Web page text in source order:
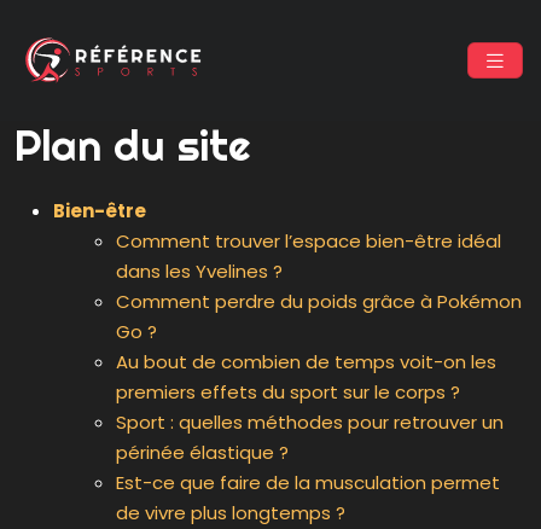
Plan du site
Bien-être
Comment trouver l’espace bien-être idéal
dans les Yvelines ?
Comment perdre du poids grâce à Pokémon
Go ?
Au bout de combien de temps voit-on les
premiers effets du sport sur le corps ?
Sport : quelles méthodes pour retrouver un
périnée élastique ?
Est-ce que faire de la musculation permet
de vivre plus longtemps ?